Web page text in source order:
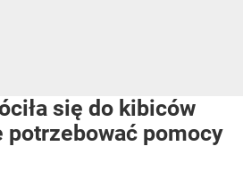
się do kibiców
potrzebować pomocy